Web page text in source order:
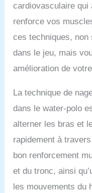
cardiovasculaire qui
renforce vos
ces techniques, non
dans le jeu, mais
amélioration de
La technique de
dans le water-polo
alterner les bras et
rapidement à
bon renforcement
et du tronc, ainsi
les mouvements du